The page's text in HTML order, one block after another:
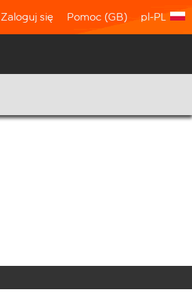
Zaloguj się Pomoc (GB) pl-PL